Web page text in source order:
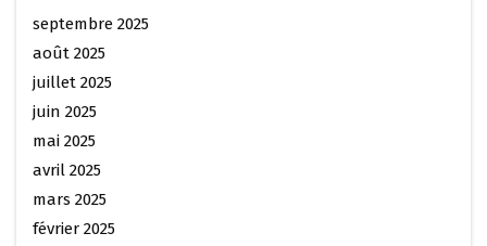
septembre 2025
août 2025
juillet 2025
juin 2025
mai 2025
avril 2025
mars 2025
février 2025